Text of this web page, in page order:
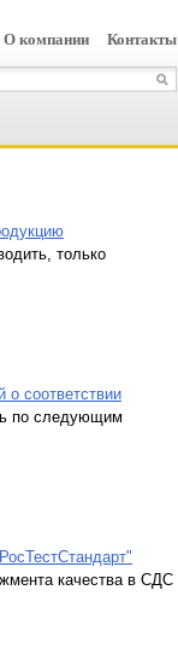
О компании Контакты
только
о соответствии
по следующим
качества в СДС